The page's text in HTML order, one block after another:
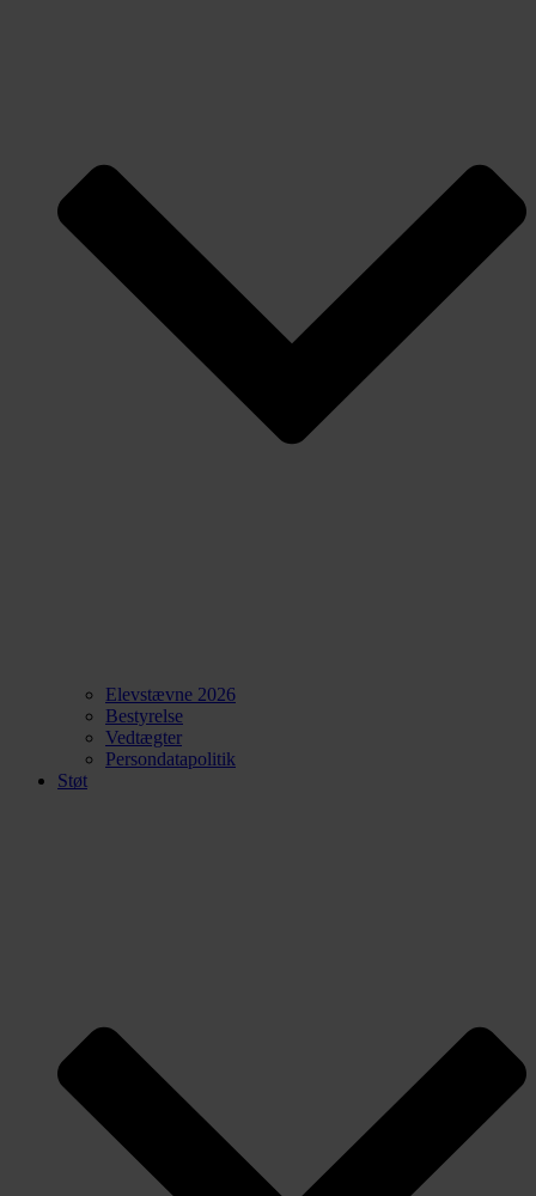
Elevstævne 2026
Bestyrelse
Vedtægter
Persondatapolitik
Støt